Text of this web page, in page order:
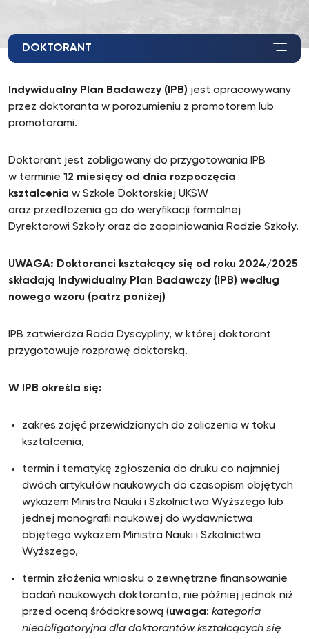
DOKTORANT
Indywidualny Plan Badawczy (IPB) jest opracowywany
przez doktoranta w porozumieniu z promotorem lub
promotorami.
Doktorant jest zobligowany do przygotowania IPB
w terminie 12 miesięcy od dnia rozpoczęcia
kształcenia w Szkole Doktorskiej UKSW
oraz przedłożenia go do weryfikacji formalnej
Dyrektorowi Szkoły oraz do zaopiniowania Radzie Szkoły.
UWAGA: Doktoranci kształcący się od roku 2024/2025
składają Indywidualny Plan Badawczy (IPB) według
nowego wzoru (patrz poniżej)
IPB zatwierdza Rada Dyscypliny, w której doktorant
przygotowuje rozprawę doktorską.
W IPB określa się:
zakres zajęć przewidzianych do zaliczenia w toku
kształcenia,
termin i tematykę zgłoszenia do druku co najmniej
dwóch artykułów naukowych do czasopism objętych
wykazem Ministra Nauki i Szkolnictwa Wyższego lub
jednej monografii naukowej do wydawnictwa
objętego wykazem Ministra Nauki i Szkolnictwa
Wyższego,
termin złożenia wniosku o zewnętrzne finansowanie
badań naukowych doktoranta, nie później jednak niż
przed oceną śródokresową (uwaga: kategoria
nieobligatoryjna dla doktorantów kształcących się